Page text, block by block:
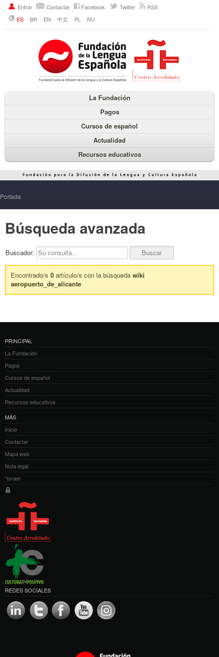
Entrar Contactar Facebook Twitter
RSS
ES
BR EN 中文 PL RU
La Fundación
Pagos
Cursos de español
Actualidad
Recursos educativos
Portada
Búsqueda avanzada
Buscador:
Encontrado/s0 artículo/s con la búsquedawiki
aeropuerto_de_alicante
PRINCIPAL
La Fundación
Pagos
Cursos de español
Actualidad
Recursos educativos
MÁS
Inicio
Contactar
Mapa web
Nota legal
*Israel
REDES SOCIALES